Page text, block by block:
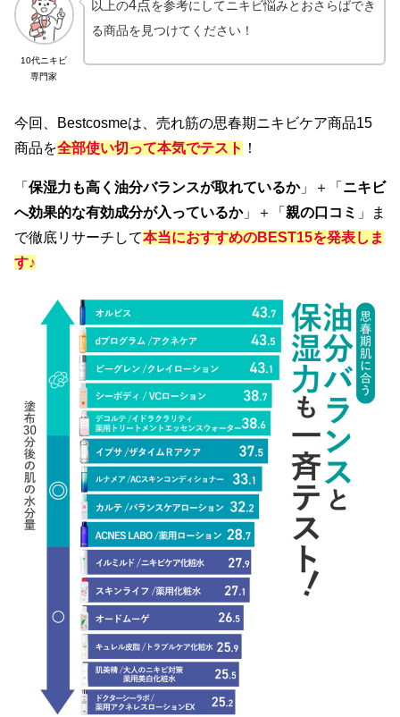
10代ニキビ
専門家
以上の4点を参考にしてニキビ悩みとおさらばでき
る商品を見つけてください！
今回、Bestcosmeは、売れ筋の思春期ニキビケア商品15
商品を全部使い切って本気でテスト ！
「 保湿力も高く油分バランスが取れているか」＋「 ニキビ
へ効果的な有効成分が入っているか」＋「 親の口コミ 」ま
で徹底リサーチして本当におすすめのBEST15を発表しま
す♪